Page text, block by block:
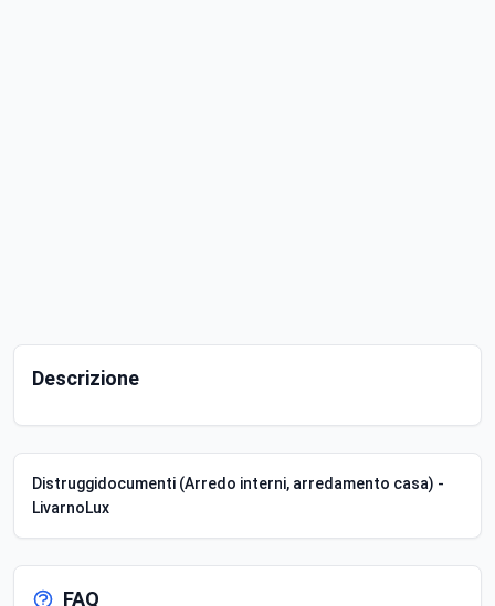
Descrizione
Distruggidocumenti (Arredo interni, arredamento casa) -
LivarnoLux
FAQ